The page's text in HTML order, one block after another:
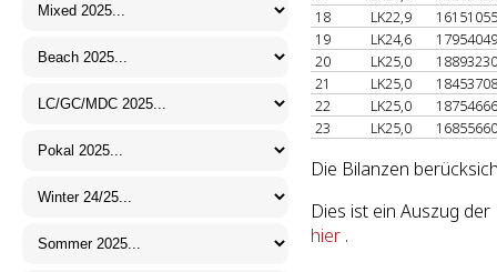
18
LK22,9
19
LK24,6
20
LK25,0
21
LK25,0
22
LK25,0
23
LK25,0
Die Bilanzen
Dies ist ein Auszug
hier .